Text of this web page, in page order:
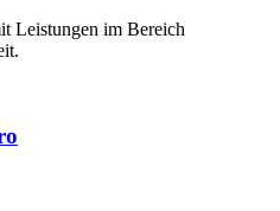
Leistungen im Bereich